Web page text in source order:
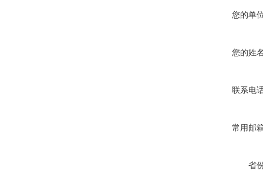
您的单
您的姓
联系电
常用邮
省